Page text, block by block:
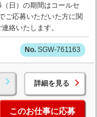
日）の期間はコールセ
ご応募いただいた方に関
絡いたします。
SGW-761163
詳細を見る
このお仕事に応募